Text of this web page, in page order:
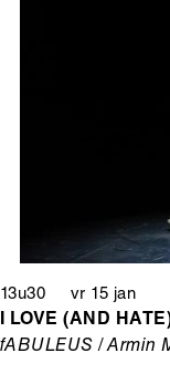
13u30 vr 15 jan
I LOVE (AND
fABULEUS / Armin